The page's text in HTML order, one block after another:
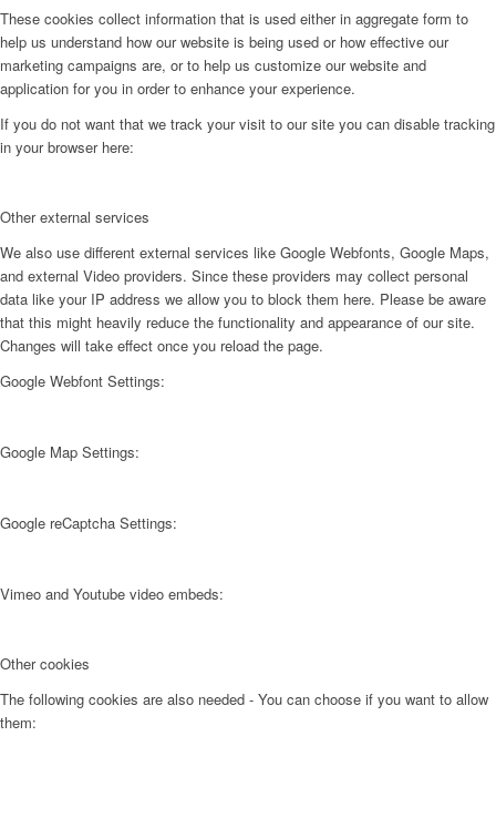
These cookies collect information that is used either in aggregate form to
help us understand how our website is being used or how effective our
marketing campaigns are, or to help us customize our website and
application for you in order to enhance your experience.
If you do not want that we track your visit to our site you can disable tracking
in your browser here:
Other external services
We also use different external services like Google Webfonts, Google Maps,
and external Video providers. Since these providers may collect personal
data like your IP address we allow you to block them here. Please be aware
that this might heavily reduce the functionality and appearance of our site.
Changes will take effect once you reload the page.
Google Webfont Settings:
Google Map Settings:
Google reCaptcha Settings:
Vimeo and Youtube video embeds:
Other cookies
The following cookies are also needed - You can choose if you want to allow
them: